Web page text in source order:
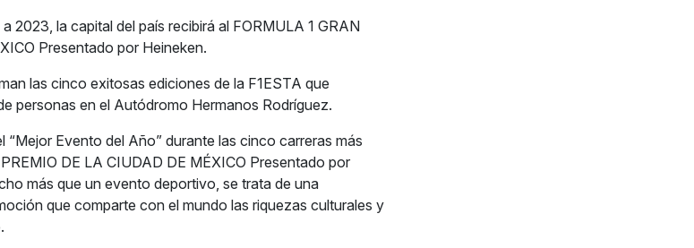
2023, la capital del país recibirá al FORMULA 1 GRAN
Presentado por Heineken.
las cinco exitosas ediciones de la F1ESTA que
personas en el Autódromo Hermanos Rodríguez.
“Mejor Evento del Año” durante las cinco carreras más
DE LA CIUDAD DE MÉXICO Presentado por
más que un evento deportivo, se trata de una
que comparte con el mundo las riquezas culturales y